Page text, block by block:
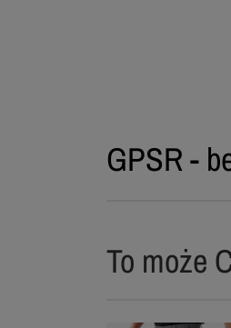
GPSR -
To może